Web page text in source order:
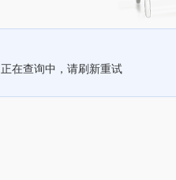
正在查询中，请刷新重试